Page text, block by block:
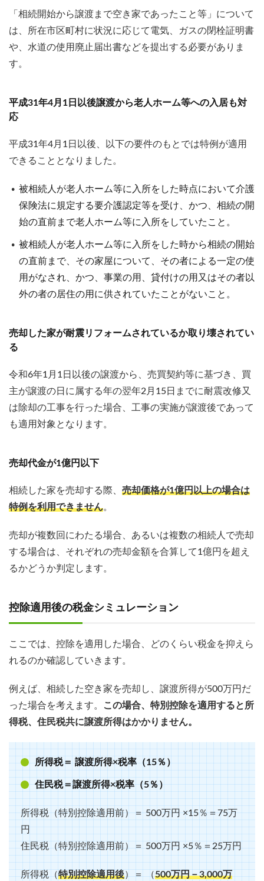
「相続開始から譲渡まで空き家であったこと等」について
は、所在市区町村に状況に応じて電気、ガスの閉栓証明書
や、水道の使用廃止届出書などを提出する必要がありま
す。
平成31年4月1日以後譲渡から老人ホーム等への入居も対
応
平成31年4月1日以後、以下の要件のもとでは特例が適用
できることとなりました。
被相続人が老人ホーム等に入所をした時点において介護
保険法に規定する要介護認定等を受け、かつ、相続の開
始の直前まで老人ホーム等に入所をしていたこと。
被相続人が老人ホーム等に入所をした時から相続の開始
の直前まで、その家屋について、その者による一定の使
用がなされ、かつ、事業の用、貸付けの用又はその者以
外の者の居住の用に供されていたことがないこと。
売却した家が耐震リフォームされているか取り壊されてい
る
令和6年1月1日以後の譲渡から、売買契約等に基づき、買
主が譲渡の日に属する年の翌年2月15日までに耐震改修又
は除却の工事を行った場合、工事の実施が譲渡後であって
も適用対象となります。
売却代金が1億円以下
相続した家を売却する際、 売却価格が1億円以上の場合は
特例を利用できません。
売却が複数回にわたる場合、あるいは複数の相続人で売却
する場合は、それぞれの売却金額を合算して1億円を超え
るかどうか判定します。
控除適用後の税金シミュレーション
ここでは、控除を適用した場合、どのくらい税金を抑えら
れるのか確認していきます。
例えば、相続した空き家を売却し、譲渡所得が500万円だ
った場合を考えます。
この場合、特別控除を適用すると所
得税、住民税共に譲渡所得はかかりません。
所得税＝ 譲渡所得×税率（15％）
住民税＝譲渡所得×税率（5％）
所得税（特別控除適用前）＝ 500万円 ×15％＝75万
円
住民税（特別控除適用前）＝ 500万円 ×5％＝25万円
所得税（特別控除適用後）＝ （500万円－3,000万